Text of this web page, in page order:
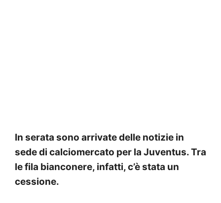
In serata sono arrivate delle notizie in
sede di calciomercato per la Juventus. Tra
le fila bianconere, infatti, c’è stata un
cessione.